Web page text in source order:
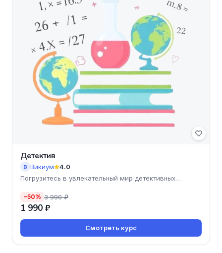
Детектив
В Викиум
4.0
Погрузитесь в увлекательный мир детективных
−50% 3 990 ₽
1 990 ₽
Смотреть курс